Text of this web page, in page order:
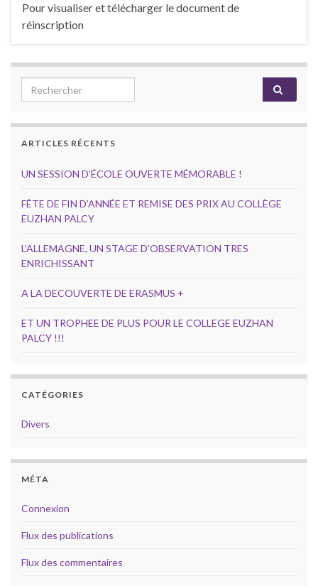
Pour visualiser et télécharger le document de
réinscription
Search for:
ARTICLES RÉCENTS
UN SESSION D’ÉCOLE OUVERTE MÉMORABLE !
FÊTE DE FIN D’ANNÉE ET REMISE DES PRIX AU COLLÈGE
EUZHAN PALCY
L’ALLEMAGNE, UN STAGE D’OBSERVATION TRES
ENRICHISSANT
A LA DECOUVERTE DE ERASMUS +
ET UN TROPHEE DE PLUS POUR LE COLLEGE EUZHAN
PALCY !!!
CATÉGORIES
Divers
MÉTA
Connexion
Flux des publications
Flux des commentaires